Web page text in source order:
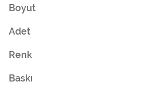
Boyut
Adet
Renk
Baskı